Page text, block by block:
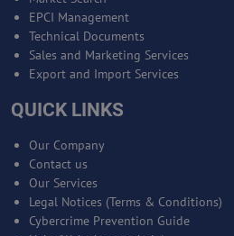
EPCI Management
Technical Documents
Sales and Marketing Services
Export and Import Services
QUICK LINKS
Our Company
Contact us
Our Services
Legal Notices (Terms & Conditions)
Cybercrime Prevention Guide